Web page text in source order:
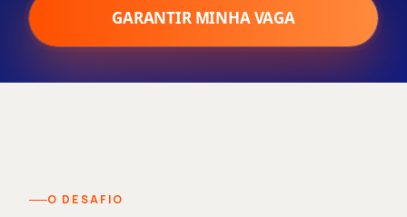
GARANTIR MINHA VAGA
O DESAFIO